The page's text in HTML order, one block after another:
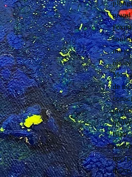
grand
me
Mon
de
filtre,
trop